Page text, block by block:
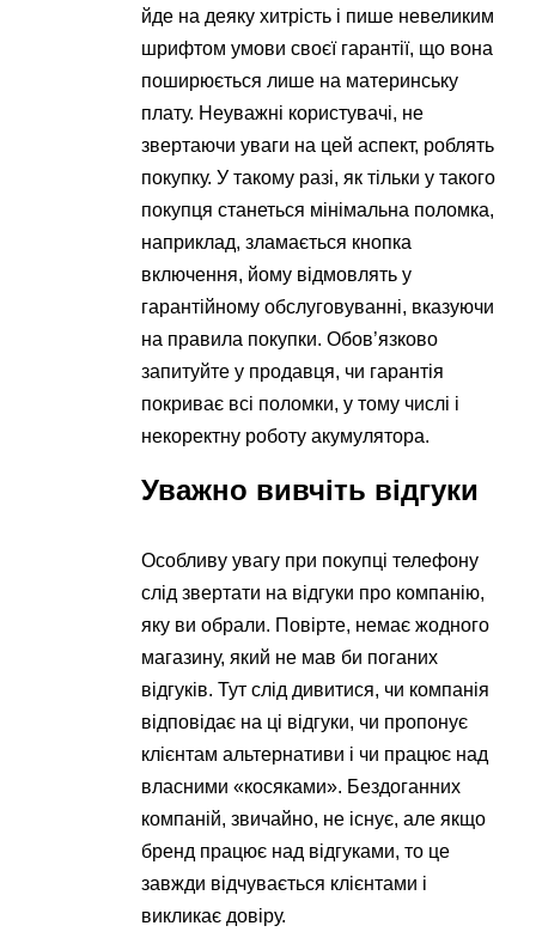
йде на деяку хитрість і пише невеликим
шрифтом умови своєї гарантії, що вона
поширюється лише на материнську
плату. Неуважні користувачі, не
звертаючи уваги на цей аспект, роблять
покупку. У такому разі, як тільки у такого
покупця станеться мінімальна поломка,
наприклад, зламається кнопка
включення, йому відмовлять у
гарантійному обслуговуванні, вказуючи
на правила покупки. Обов’язково
запитуйте у продавця, чи гарантія
покриває всі поломки, у тому числі і
некоректну роботу акумулятора.
Уважно вивчіть відгуки
Особливу увагу при покупці телефону
слід звертати на відгуки про компанію,
яку ви обрали. Повірте, немає жодного
магазину, який не мав би поганих
відгуків. Тут слід дивитися, чи компанія
відповідає на ці відгуки, чи пропонує
клієнтам альтернативи і чи працює над
власними «косяками». Бездоганних
компаній, звичайно, не існує, але якщо
бренд працює над відгуками, то це
завжди відчувається клієнтами і
викликає довіру.